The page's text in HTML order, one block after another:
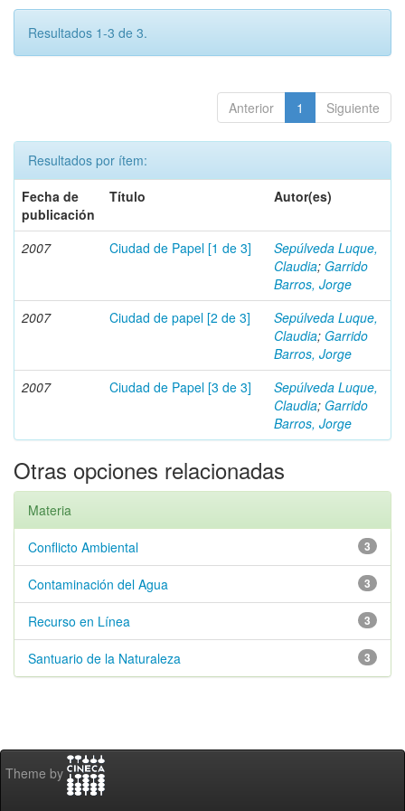
Resultados 1-3 de 3.
Anterior 1 Siguiente
Resultados por ítem:
Fecha de
publicación
Título Autor(es)
2007 Ciudad de Papel [1 de 3]
Sepúlveda Luque,
Claudia; Garrido
Barros, Jorge
2007
Ciudad de papel [2 de 3]
Sepúlveda Luque,
Claudia; Garrido
Barros, Jorge
2007
Ciudad de Papel [3 de 3]
Sepúlveda Luque,
Claudia; Garrido
Barros, Jorge
Otras opciones relacionadas
Materia
3
Conflicto Ambiental
3
Contaminación del Agua
3
Recurso en Línea
3
Santuario de la Naturaleza
Theme by